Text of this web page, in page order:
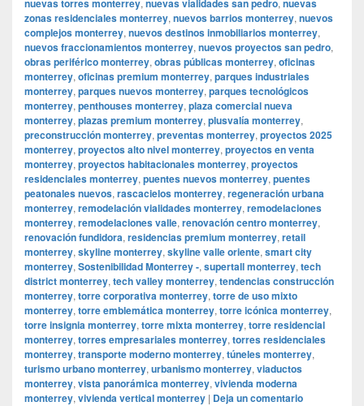
nuevas torres monterrey, nuevas vialidades san pedro, nuevas
zonas residenciales monterrey, nuevos barrios monterrey, nuevos
complejos monterrey, nuevos destinos inmobiliarios monterrey,
nuevos fraccionamientos monterrey, nuevos proyectos san pedro,
obras periférico monterrey, obras públicas monterrey, oficinas
monterrey, oficinas premium monterrey, parques industriales
monterrey, parques nuevos monterrey, parques tecnológicos
monterrey, penthouses monterrey, plaza comercial nueva
monterrey, plazas premium monterrey, plusvalía monterrey,
preconstrucción monterrey, preventas monterrey, proyectos 2025
monterrey, proyectos alto nivel monterrey, proyectos en venta
monterrey, proyectos habitacionales monterrey, proyectos
residenciales monterrey, puentes nuevos monterrey, puentes
peatonales nuevos, rascacielos monterrey, regeneración urbana
monterrey, remodelación vialidades monterrey, remodelaciones
monterrey, remodelaciones valle, renovación centro monterrey,
renovación fundidora, residencias premium monterrey, retail
monterrey, skyline monterrey, skyline valle oriente, smart city
monterrey, Sostenibilidad Monterrey -, supertall monterrey, tech
district monterrey, tech valley monterrey, tendencias construcción
monterrey, torre corporativa monterrey, torre de uso mixto
monterrey, torre emblemática monterrey, torre icónica monterrey,
torre insignia monterrey, torre mixta monterrey, torre residencial
monterrey, torres empresariales monterrey, torres residenciales
monterrey, transporte moderno monterrey, túneles monterrey,
turismo urbano monterrey, urbanismo monterrey, viaductos
monterrey, vista panorámica monterrey, vivienda moderna
monterrey, vivienda vertical monterrey | Deja un comentario